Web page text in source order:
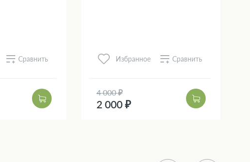
Сравнить Избранное Сравнить
4 000 ₽
2 000 ₽